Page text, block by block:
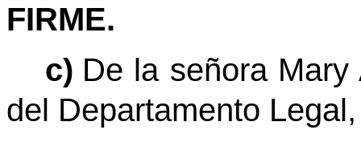
FIRME.
c) De la señora
del Departamento